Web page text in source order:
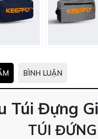
BÌNH LUẬN
Túi Đựng
TÚI